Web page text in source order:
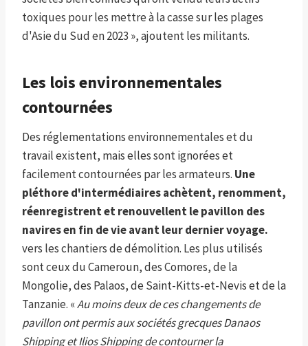
toxiques pour les mettre à la casse sur les plages
d'Asie du Sud en 2023 », ajoutent les militants.
Les lois environnementales
contournées
Des réglementations environnementales et du
travail existent, mais elles sont ignorées et
facilement contournées par les armateurs. Une
pléthore d'intermédiaires achètent, renomment,
réenregistrent et renouvellent le pavillon des
navires en fin de vie avant leur dernier voyage.
vers les chantiers de démolition. Les plus utilisés
sont ceux du Cameroun, des Comores, de la
Mongolie, des Palaos, de Saint-Kitts-et-Nevis et de la
Tanzanie. «Au moins deux de ces changements de
pavillon ont permis aux sociétés grecques Danaos
Shipping et Ilios Shipping de contourner la